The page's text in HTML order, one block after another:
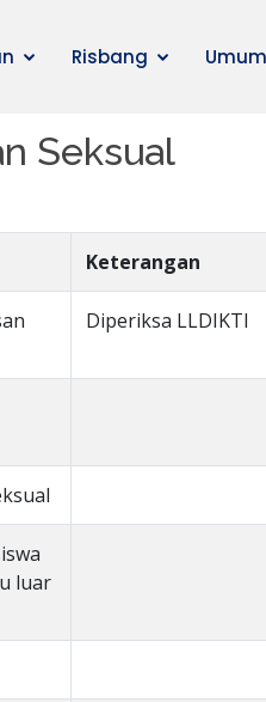
Risbang Umum
Seksual
Keterangan
Diperiksa LLDIKTI
luar